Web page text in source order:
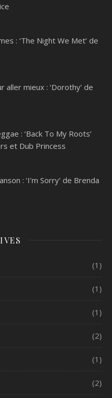
: ‘The Night We Met’ de
aller mieux : ‘Dorothy’ de
: ‘Back To My Roots’
et Dub Princess
: ‘I’m Sorry’ de Brenda
(1)
(1)
(1)
(2)
(1)
(2)